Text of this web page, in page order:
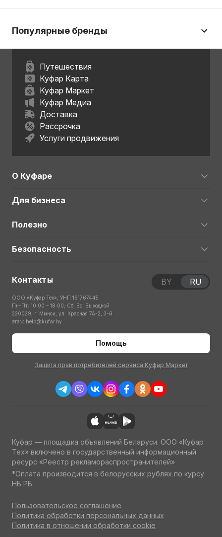
Популярные бренды
Путешествия
Куфар Карта
Куфар Маркет
Куфар Медиа
Доставка
Рассрочка
Услуги продвижения
О Куфаре
Для бизнеса
Полезно
Безопасность
Контакты
ООО «Куфар Тех», УНП 191767445
Пн-Пт: 10:00 – 18:00; Сб, Вс: Выходной
220029, г. Минск, ул. Красная 7А-2, 3-й
этаж help@kufar.by
Помощь
Защита прав потребителей сервиса Куфар Маркет
BY RU
Куфар — площадка объявлений Беларуси. ООО «Куфар
Тех» включено в государственный информационный
ресурс «Реестр рекламораспространителей»
*Оплата производится в белорусских рублях по курсу
НБ РБ.
Пользовательское соглашение
Политика обработки персональных данных
Политика в отношении обработки cookie